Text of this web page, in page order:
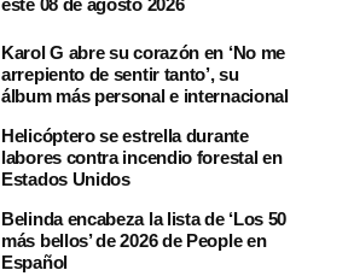
este 08 de agosto 2026
Karol G abre su corazón en ‘No me
arrepiento de sentir tanto’, su
álbum más personal e internacional
Helicóptero se estrella durante
labores contra incendio forestal en
Estados Unidos
Belinda encabeza la lista de ‘Los 50
más bellos’ de 2026 de People en
Español